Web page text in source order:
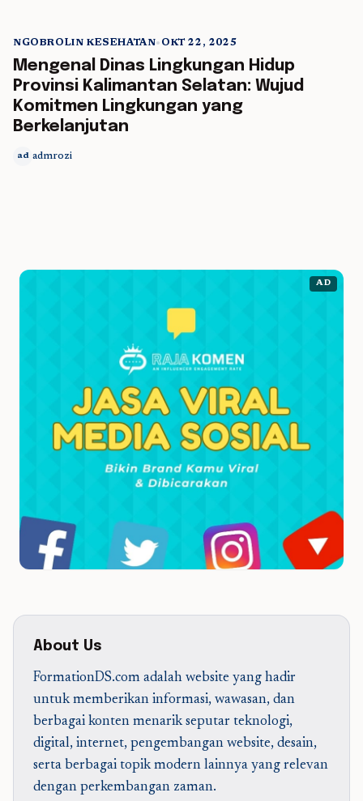
5 min read
NGOBROLIN KESEHATAN• OKT 22, 2025
Mengenal Dinas Lingkungan Hidup
Provinsi Kalimantan Selatan: Wujud
Komitmen Lingkungan yang
Berkelanjutan
ad admrozi
AD
About Us
FormationDS.com adalah website yang hadir
untuk memberikan informasi, wawasan, dan
berbagai konten menarik seputar teknologi,
digital, internet, pengembangan website, desain,
serta berbagai topik modern lainnya yang relevan
dengan perkembangan zaman.